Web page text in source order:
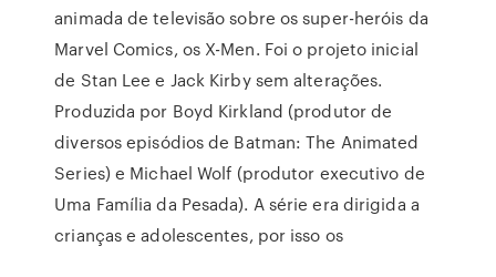
animada de televisão sobre os super-heróis da
Marvel Comics, os X-Men. Foi o projeto inicial
de Stan Lee e Jack Kirby sem alterações.
Produzida por Boyd Kirkland (produtor de
diversos episódios de Batman: The Animated
Series) e Michael Wolf (produtor executivo de
Uma Família da Pesada). A série era dirigida a
crianças e adolescentes, por isso os